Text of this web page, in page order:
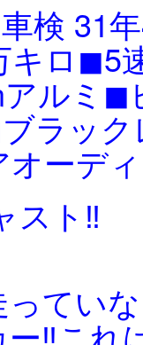
検 31
キロ◼︎5
アルミ
ラッ
オーデ
スト‼️
てい
‼️これ